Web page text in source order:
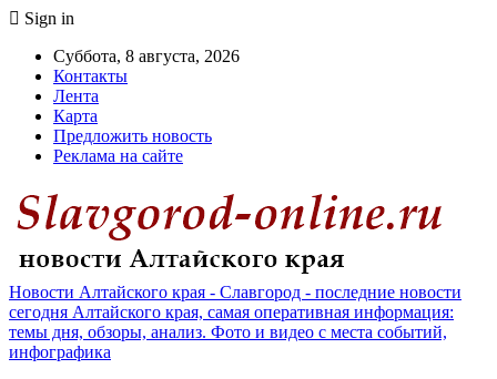
Sign in
Суббота, 8 августа, 2026
Контакты
Лента
Карта
Предложить новость
Реклама на сайте
Новости Алтайского края - Славгород - последние новости
сегодня Алтайского края, самая оперативная информация:
темы дня, обзоры, анализ. Фото и видео с места событий,
инфографика